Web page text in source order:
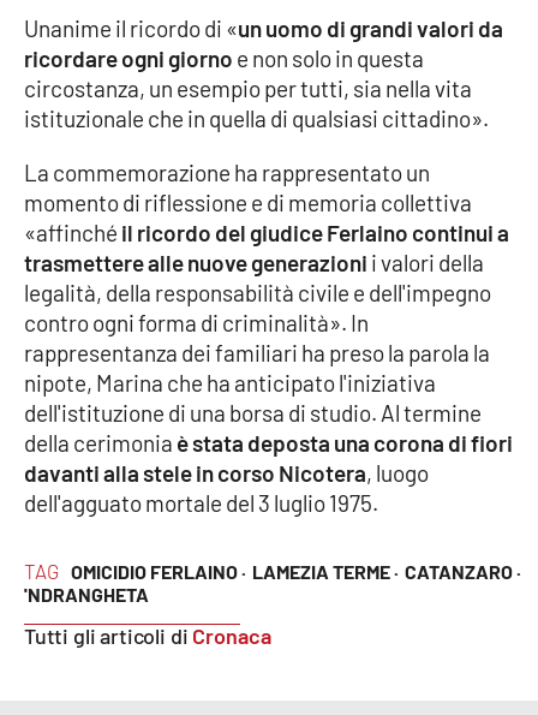
Good Morning Vietnam
Parchi Marini Calabria
Leggendo Alvaro insieme
Imprese Di Calabria
Le perfidie di Antonella Grippo
Venti di comunicazione
STREAMING
LaC TV
LaC Network
LaC OnAir
TAG OMICIDIO FERLAINO · LAMEZIA TERME · CATANZARO ·
'NDRANGHETA
Tutti gli articoli di Cronaca
Unanime il ricordo di «un uomo di grandi valori da
ricordare ogni giorno e non solo in questa
circostanza, un esempio per tutti, sia nella vita
istituzionale che in quella di qualsiasi cittadino».
La commemorazione ha rappresentato un
momento di riflessione e di memoria collettiva
«affinché il ricordo del giudice Ferlaino continui a
trasmettere alle nuove generazioni i valori della
legalità, della responsabilità civile e dell'impegno
contro ogni forma di criminalità». In
rappresentanza dei familiari ha preso la parola la
nipote, Marina che ha anticipato l'iniziativa
dell'istituzione di una borsa di studio. Al termine
della cerimonia è stata deposta una corona di fiori
davanti alla stele in corso Nicotera, luogo
dell'agguato mortale del 3 luglio 1975.